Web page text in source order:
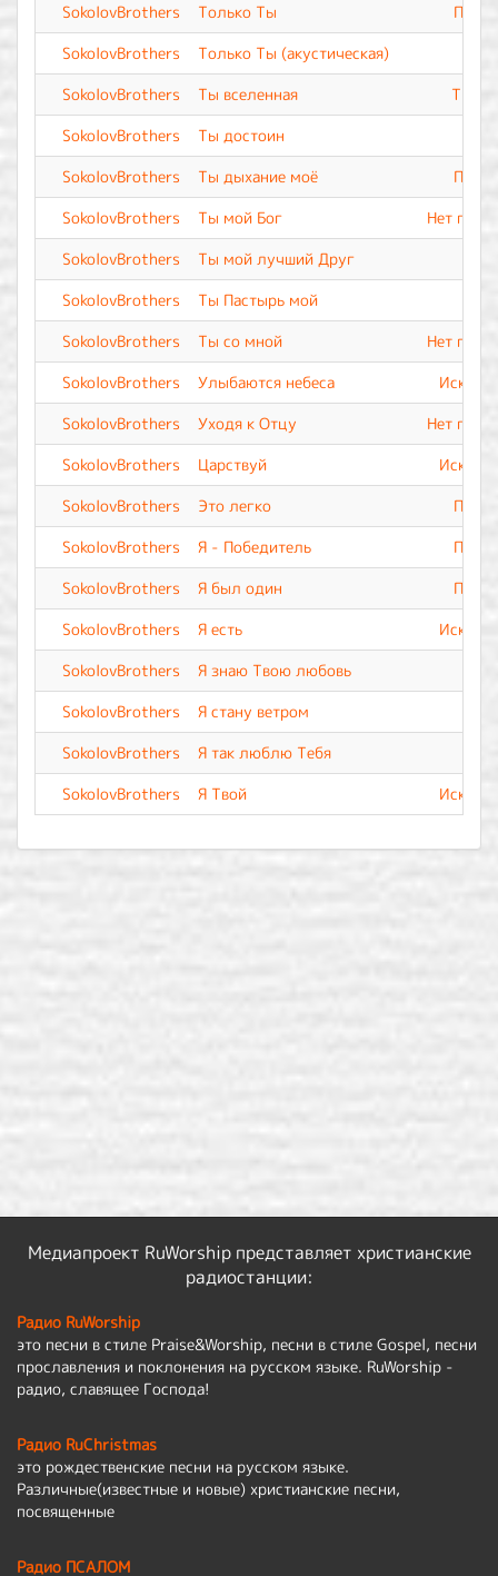
SokolovBrothers
Только Ты
SokolovBrothers
Только Ты (акустическая)
SokolovBrothers
Ты вселенная
Ты
SokolovBrothers
Ты достоин
SokolovBrothers
Ты дыхание моё
SokolovBrothers
Ты мой Бог
Нет
SokolovBrothers
Ты мой лучший Друг
SokolovBrothers
Ты Пастырь мой
SokolovBrothers
Ты со мной
Нет
SokolovBrothers
Улыбаются небеса
SokolovBrothers
Уходя к Отцу
Нет
SokolovBrothers
Царствуй
SokolovBrothers
Это легко
SokolovBrothers
Я - Победитель
SokolovBrothers
Я был один
SokolovBrothers
Я есть
SokolovBrothers
Я знаю Твою любовь
SokolovBrothers
Я стану ветром
SokolovBrothers
Я так люблю Тебя
SokolovBrothers
Я Твой
Медиапроект RuWorship представляет христианские
радиостанции:
Радио RuWorship
это песни в стиле Praise&Worship, песни в стиле Gospel, песни
прославления и поклонения на русском языке. RuWorship -
радио, славящее Господа!
Радио RuChristmas
это рождественские песни на русском языке.
Различные(известные и новые) христианские песни,
посвященные
Радио ПСАЛОМ